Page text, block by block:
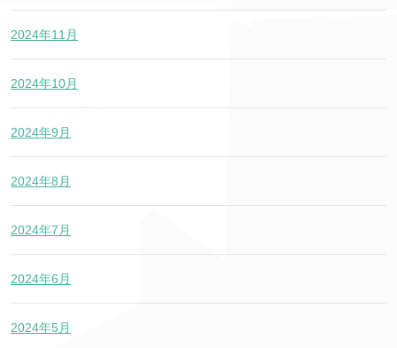
2024年11月
2024年10月
2024年9月
2024年8月
2024年7月
2024年6月
2024年5月